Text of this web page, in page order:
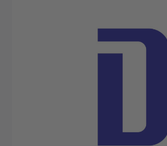
Ignorer la galerie d'images